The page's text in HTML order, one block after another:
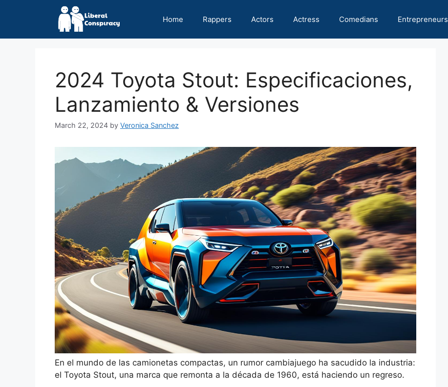
Home Rappers Actors Actress Comedians Entrepreneurs
2024 Toyota Stout: Especificaciones,
Lanzamiento & Versiones
March 22, 2024 by Veronica Sanchez
En el mundo de las camionetas compactas, un rumor cambiajuego ha sacudido la industria:
el Toyota Stout, una marca que remonta a la década de 1960, está haciendo un regreso.